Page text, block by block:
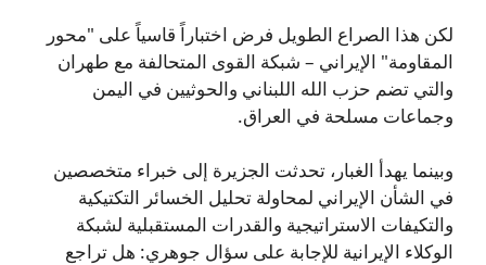
لكن هذا الصراع الطويل فرض اختباراً قاسياً على "محور
المقاومة" الإيراني – شبكة القوى المتحالفة مع طهران
والتي تضم حزب الله اللبناني والحوثيين في اليمن
وجماعات مسلحة في العراق.
وبينما يهدأ الغبار، تحدثت الجزيرة إلى خبراء متخصصين
في الشأن الإيراني لمحاولة تحليل الخسائر التكتيكية
والتكيفات الاستراتيجية والقدرات المستقبلية لشبكة
الوكلاء الإيرانية للإجابة على سؤال جوهري: هل تراجع